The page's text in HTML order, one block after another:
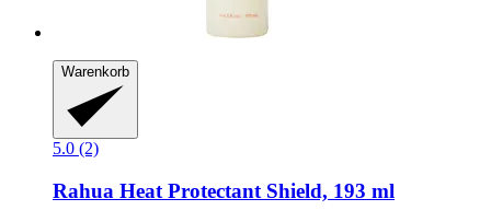
Warenkorb
5.0 (2)
Rahua Heat Protectant Shield, 193 ml